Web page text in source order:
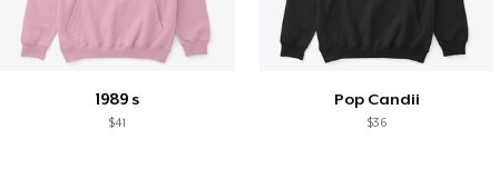
1989 s
$41
Pop Candii
$36